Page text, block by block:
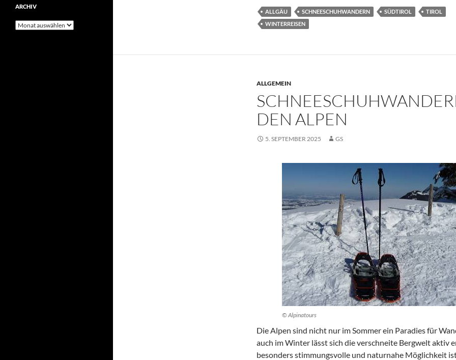
ALLGÄU SCHNEESCHUHWANDERN SÜDTIROL
TIROL
WINTERREISEN
ALLGEMEIN
DEN ALPEN
5. SEPTEMBER 2025 GS
© Alpinatours
Die Alpen sind nicht nur im Sommer ein Paradies für
auch im Winter lässt sich die verschneite Bergwelt aktiv
besonders stimmungsvolle und naturnahe Möglichkeit
ARCHIV
Archiv